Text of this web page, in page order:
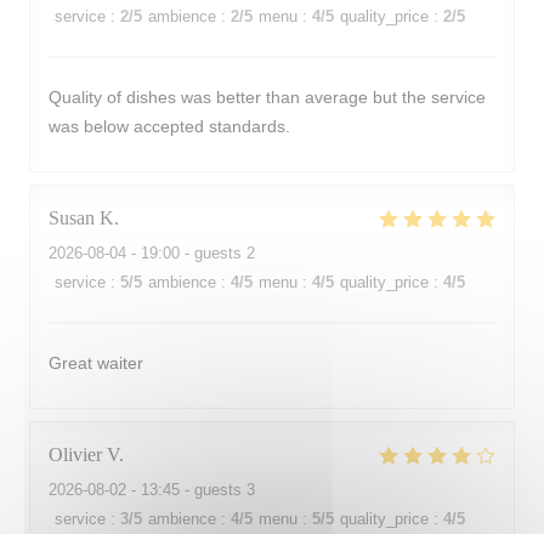
service : 2/5 ambience : 2/5 menu : 4/5 quality_price : 2/5
Quality of dishes was better than average but the service
was below accepted standards.
Susan K
2026-08-04 - 19:00 - guests 2
service : 5/5 ambience : 4/5 menu : 4/5 quality_price : 4/5
Great waiter
Olivier V
2026-08-02 - 13:45 - guests 3
service : 3/5 ambience : 4/5 menu : 5/5 quality_price : 4/5